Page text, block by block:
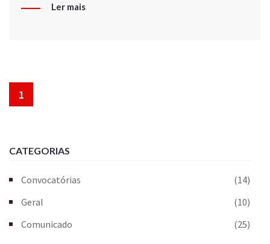
Ler mais
1
CATEGORIAS
Convocatórias
(14)
Geral
(10)
Comunicado
(25)